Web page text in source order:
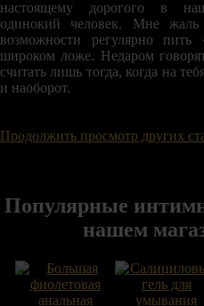
настоящему дорогого в
одинокий человек. Мне
возможности регулярно
широком ложе. Недаром
считать лишь тогда, когда на
и наоборот.
Продолжить просмотр других
Популярные
нашем